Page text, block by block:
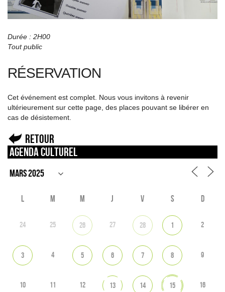
Durée : 2H00
Tout public
RÉSERVATION
Cet événement est complet. Nous vous invitons à revenir
ultérieurement sur cette page, des places pouvant se libérer en
cas de désistement.
Retour
Agenda culturel
L M M J V S D
24 25 26 27 28 1 2
3 4 5 6 7 8 9
10 11 12 13 14 15 16